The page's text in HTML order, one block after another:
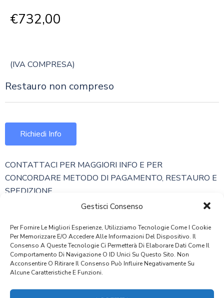
Gestisci Consenso
Per Fornire Le Migliori Esperienze, Utilizziamo Tecnologie Come I Cookie
Per Memorizzare E/o Accedere Alle Informazioni Del Dispositivo. Il
Consenso A Queste Tecnologie Ci Permetterà Di Elaborare Dati Come Il
Comportamento Di Navigazione O ID Unici Su Questo Sito. Non
Acconsentire O Ritirare Il Consenso Può Influire Negativamente Su
Alcune Caratteristiche E Funzioni.
€732,00
(IVA COMPRESA)
Restauro non compreso
Richiedi Info
CONTATTACI PER MAGGIORI INFO E PER
CONCORDARE METODO DI PAGAMENTO, RESTAURO E
SPEDIZIONE
77,91 Kg
Dimensioni
105 × 53 × 70 Cm